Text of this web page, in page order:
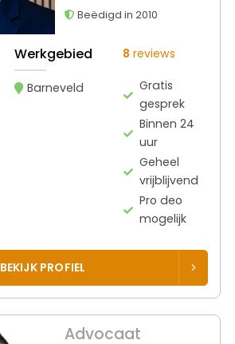
Beëdigd in 2010
Werkgebied
Barneveld
8 reviews
Gratis
gesprek
Binnen 24
uur
Geheel
vrijblijvend
Pro deo
mogelijk
BEKIJK PROFIEL
Advocaat